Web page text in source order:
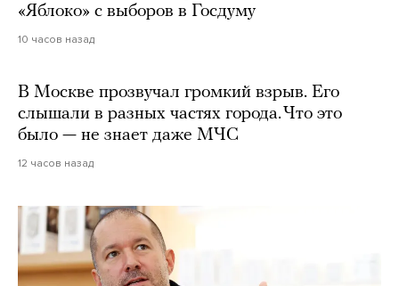
«Яблоко» с выборов в Госдуму
10 часов назад
В Москве прозвучал громкий взрыв. Его
слышали в разных частях города. Что это
было — не знает даже МЧС
12 часов назад